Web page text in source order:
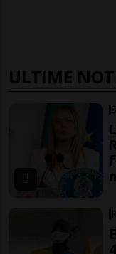
ULTIME